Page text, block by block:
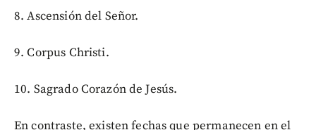
8. Ascensión del Señor.
9. Corpus Christi.
10. Sagrado Corazón de Jesús.
En contraste, existen fechas que permanecen en el